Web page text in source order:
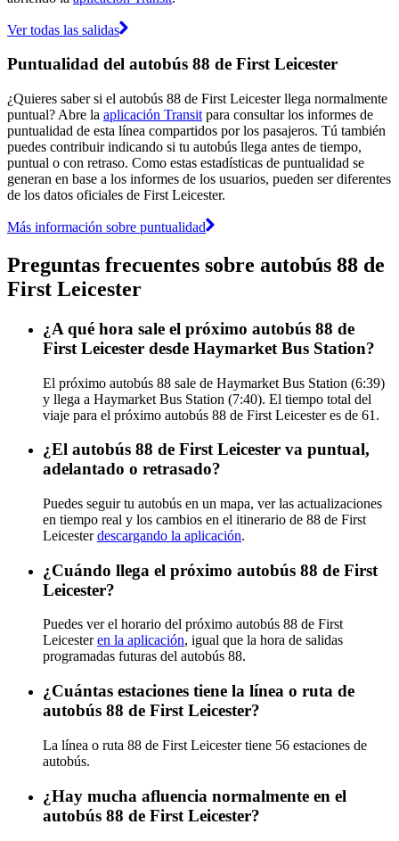
Ver todas las salidas
Puntualidad del autobús 88 de First Leicester
¿Quieres saber si el autobús 88 de First Leicester llega normalmente
puntual? Abre la aplicación Transit para consultar los informes de
puntualidad de esta línea compartidos por los pasajeros. Tú también
puedes contribuir indicando si tu autobús llega antes de tiempo,
puntual o con retraso. Como estas estadísticas de puntualidad se
generan en base a los informes de los usuarios, pueden ser diferentes
de los datos oficiales de First Leicester.
Más información sobre puntualidad
Preguntas frecuentes sobre autobús 88 de
First Leicester
¿A qué hora sale el próximo autobús 88 de
First Leicester desde Haymarket Bus Station?
El próximo autobús 88 sale de Haymarket Bus Station (6:39)
y llega a Haymarket Bus Station (7:40). El tiempo total del
viaje para el próximo autobús 88 de First Leicester es de 61.
¿El autobús 88 de First Leicester va puntual,
adelantado o retrasado?
Puedes seguir tu autobús en un mapa, ver las actualizaciones
en tiempo real y los cambios en el itinerario de 88 de First
Leicesterdescargando la aplicación.
¿Cuándo llega el próximo autobús 88 de First
Leicester?
Puedes ver el horario del próximo autobús 88 de First
Leicesteren la aplicación, igual que la hora de salidas
programadas futuras del autobús 88.
¿Cuántas estaciones tiene la línea o ruta de
autobús 88 de First Leicester?
La línea o ruta 88 de First Leicester tiene 56 estaciones de
autobús.
¿Hay mucha afluencia normalmente en el
autobús 88 de First Leicester?